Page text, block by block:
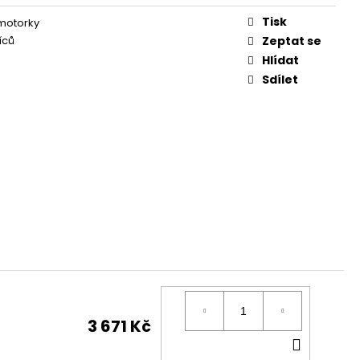
Tisk
Zeptat se
Hlídat
Sdílet
3 671 Kč